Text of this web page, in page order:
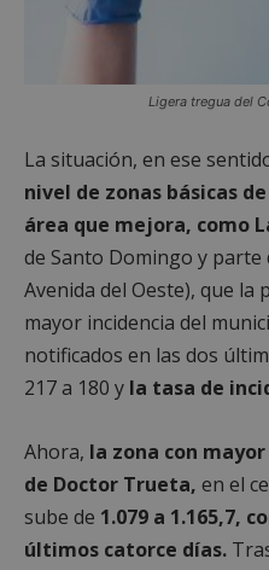
Ligera tregua del
La situación, en ese
nivel de zonas básicas
área que mejora, como
de Santo Domingo y parte
Avenida del Oeste), que la
mayor incidencia del
notificados en las dos
217 a 180 y la tasa de
Ahora, la zona con
de Doctor Trueta, en el
sube de 1.079 a 1.165,7,
últimos catorce días.